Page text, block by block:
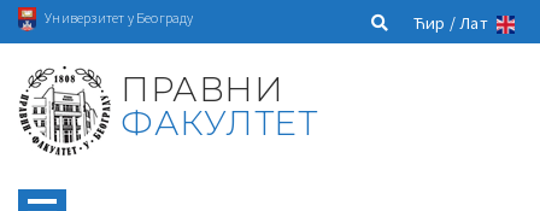
Универзитет у Београду Ћир /Лат
ПРАВНИ
ФАКУЛТЕТ